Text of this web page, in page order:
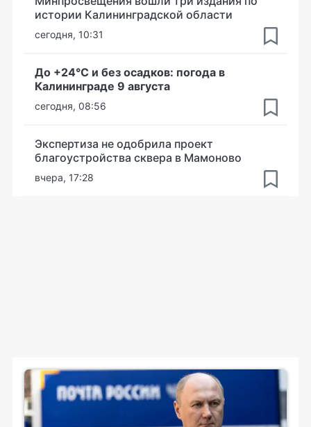
истории Калининградской области
сегодня, 10:31
До +24°С и без осадков: погода в
Калининграде 9 августа
сегодня, 08:56
Экспертиза не одобрила проект
благоустройства сквера в Мамоново
вчера, 17:28